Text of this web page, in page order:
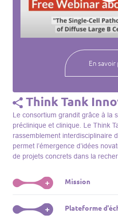
webinaires à venir, des séances
notre compréhension des
En savoir
Think Tank
Le consortium grandit grâce à la
préclinique et clinique. Le Think
rassemblement interdisciplinaire
permet l’émergence d’idées
de projets concrets dans la
+ Mission
Le Think Tank initie des projets,
R&D, identifie des porteurs et
+ Plateforme